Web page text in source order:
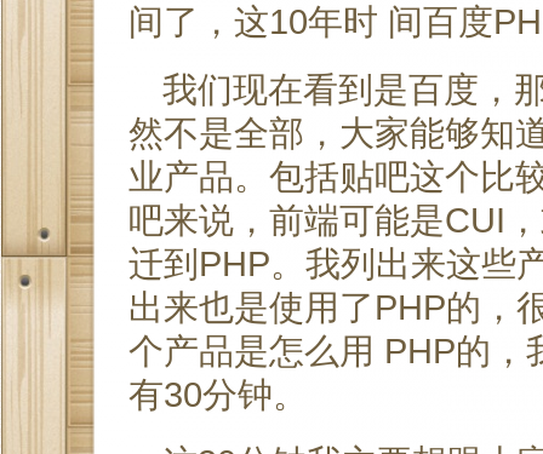
间了，这10年时 间百度
我们现在看到是百度，
然不是全部，大家能够知
业产品。包括贴吧这个比
吧来说，前端可能是CUI
迁到PHP。我列出来这些
出来也是使用了PHP的，
个产品是怎么用 PHP的
有30分钟。